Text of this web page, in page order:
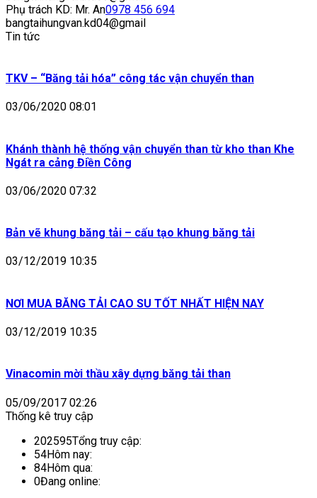
Phụ trách KD: Mr. An0978 456 694
bangtaihungvan.kd04@gmail
Tin tức
TKV – “Băng tải hóa” công tác vận chuyển than
03/06/2020 08:01
Khánh thành hệ thống vận chuyển than từ kho than Khe
Ngát ra cảng Điền Công
03/06/2020 07:32
Bản vẽ khung băng tải – cấu tạo khung băng tải
03/12/2019 10:35
NƠI MUA BĂNG TẢI CAO SU TỐT NHẤT HIỆN NAY
03/12/2019 10:35
Vinacomin mời thầu xây dựng băng tải than
05/09/2017 02:26
Thống kê truy cập
202595Tổng truy cập:
54Hôm nay:
84Hôm qua:
0Đang online: